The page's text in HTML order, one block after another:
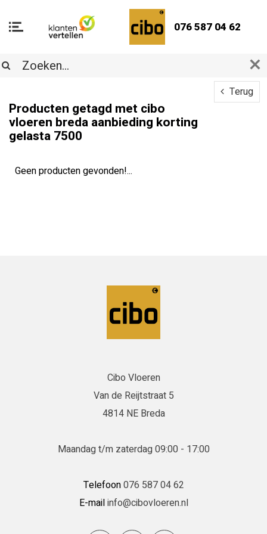
076 587 04 62
Terug
Producten getagd met cibo
vloeren breda aanbieding korting
gelasta 7500
Geen producten gevonden!...
Cibo Vloeren
Van de Reijtstraat 5
4814 NE Breda
Maandag t/m zaterdag 09:00 - 17:00
Telefoon076 587 04 62
E-mailinfo@cibovloeren.nl